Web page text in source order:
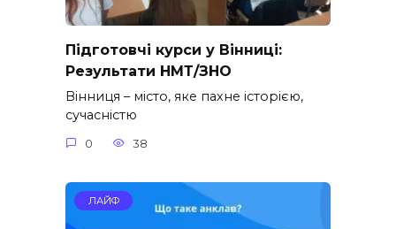
Підготовчі курси у Вінниці:
Результати НМТ/ЗНО
Вінниця – місто, яке пахне історією,
сучасністю
0 38
ЛАЙФ